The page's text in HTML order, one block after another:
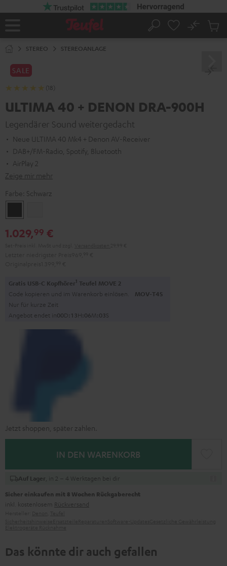
Startseite
Suche
No
STEREO STEREOANLAGE
SALE
(18)
ULTIMA 40 + DENON DRA-900H
Legendärer Sound weitergedacht
Neue ULTIMA 40 Mk4 + Denon AV-Receiver
DAB+/FM-Radio, Spotify, Bluetooth
AirPlay 2
Zeige mir mehr
Farbe: Schwarz
1.029,99 €
Gratis USB-C Kopfhörer1 Teufel MOVE 2
Code kopieren und im Warenkorb einlösen. MOV-T4S
Nur für kurze Zeit
Angebot endet in00D:1 3H:06M:02S
Jetzt shoppen, später zahlen.
IN DEN WARENKORB
Auf Lager , in 2 – 4 Werktagen bei dir
Sicher einkaufen mit 8 Wochen Rückgaberecht
inkl. kostenlosem Rückversand
Das könnte dir auch gefallen